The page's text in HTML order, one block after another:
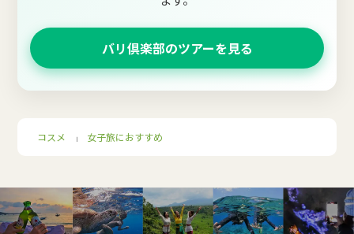
バリ倶楽部のツアーを見る
コスメ ｜ 女子旅におすすめ